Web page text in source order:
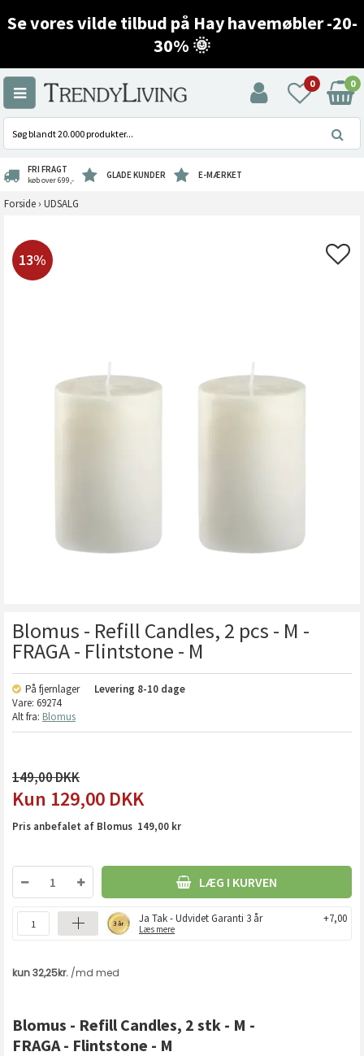
Se vores vilde tilbud på Hay havemøbler -20-
30% 🌞
0 0
FRI FRAGT
køb over 699,- GLADE KUNDER E-MÆRKET
Forside › UDSALG
13%
Blomus - Refill Candles, 2 pcs - M -
FRAGA - Flintstone - M
På fjernlager Levering 8-10 dage
Vare: 69274
Alt fra: Blomus
149,00
129,00 DKK
Pris anbefalet af Blomus 149,00 kr
LÆG I KURVEN
Ja Tak - Udvidet Garanti 3 år
Læs mere
+7,00
Blomus - Refill Candles, 2 stk - M -
FRAGA - Flintstone - M